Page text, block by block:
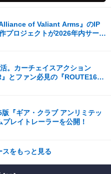
of Valiant Arms』のIP
プロジェクトが2026年内サービ
。カーチェイスアクション
』とファン必見の『ROUTE16
『ギア・クラブ アンリミテッ
プレイトレーラーを公開！
をもっと見る